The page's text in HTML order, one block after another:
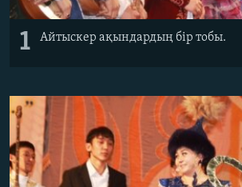
1 Айтыскер ақындардың бір тобы.